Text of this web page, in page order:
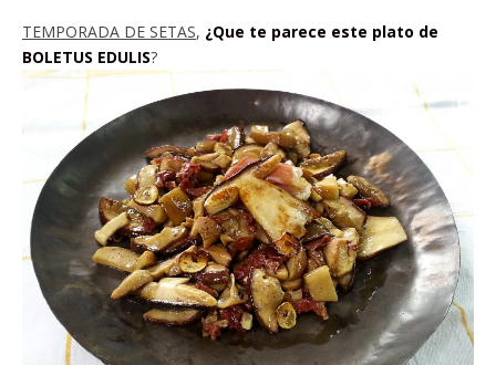
TEMPORADA DE SETAS, ¿Que te parece este plato de
BOLETUS EDULIS?